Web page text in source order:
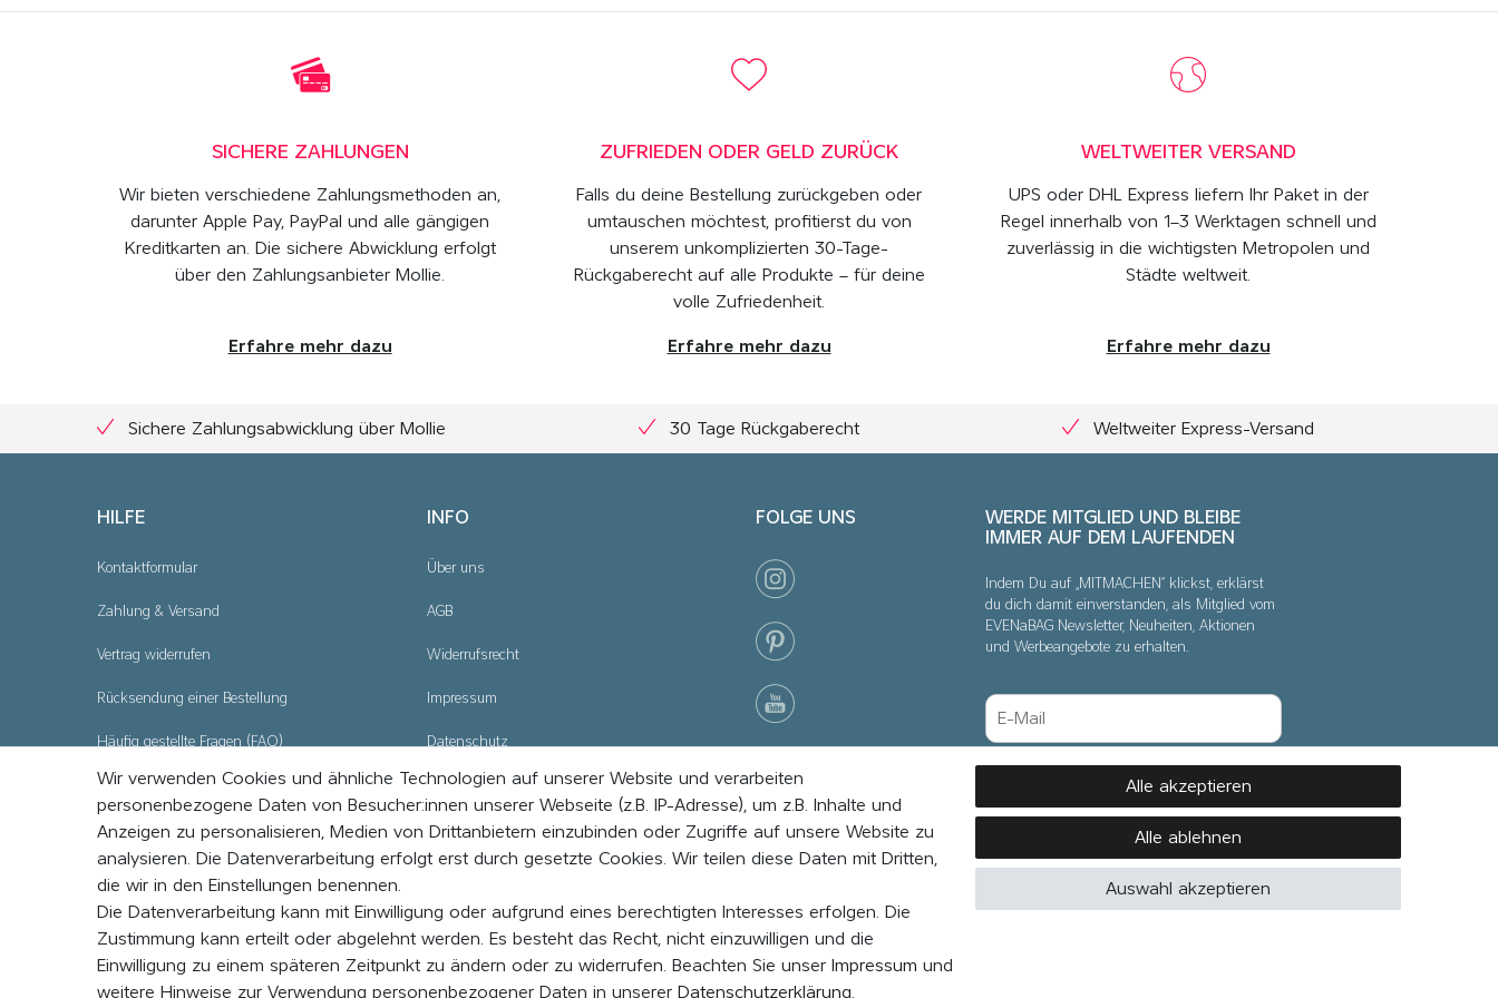
SICHERE ZAHLUNGEN
Wir bieten verschiedene Zahlungsmethoden an,
darunter Apple Pay, PayPal und alle gängigen
Kreditkarten an. Die sichere Abwicklung erfolgt
über den Zahlungsanbieter Mollie.
Erfahre mehr dazu
ZUFRIEDEN ODER GELD ZURÜCK
Falls du deine Bestellung zurückgeben oder
umtauschen möchtest, profitierst du von
unserem unkomplizierten 30-Tage-
Rückgaberecht auf alle Produkte – für deine
volle Zufriedenheit.
Erfahre mehr dazu
WELTWEITER VERSAND
UPS oder DHL Express liefern Ihr Paket in der
Regel innerhalb von 1–3 Werktagen schnell und
zuverlässig in die wichtigsten Metropolen und
Städte weltweit.
Erfahre mehr dazu
Sichere Zahlungsabwicklung über Mollie 30 Tage Rückgaberecht Weltweiter Express-Versand
HILFE
Kontaktformular
Zahlung & Versand
Vertrag widerrufen
Rücksendung einer Bestellung
Häufig gestellte Fragen (FAQ)
INFO
Über uns
AGB
Widerrufsrecht
Impressum
Datenschutz
Cookie - Einstellungen
WERDE MITGLIED UND BLEIBE
IMMER AUF DEM LAUFENDEN
Indem Du auf „MITMACHEN“ klickst, erklärst
du dich damit einverstanden, als Mitglied vom
EVENaBAG Newsletter, Neuheiten, Aktionen
und Werbeangebote zu erhalten.
Abonnieren
Hiermit bestätige ich, dass ich dieDaten­
schutz­erklärunggelesen habe. Meine
FOLGE UNS
2026 © EVENaBAG
Wir verwenden Cookies und ähnliche Technologien auf unserer Website und verarbeiten
personenbezogene Daten von Besucher:innen unserer Webseite (z.B. IP-Adresse), um z.B. Inhalte und
Anzeigen zu personalisieren, Medien von Drittanbietern einzubinden oder Zugriffe auf unsere Website zu
analysieren. Die Datenverarbeitung erfolgt erst durch gesetzte Cookies. Wir teilen diese Daten mit Dritten,
die wir in den Einstellungen benennen.
Die Datenverarbeitung kann mit Einwilligung oder aufgrund eines berechtigten Interesses erfolgen. Die
Zustimmung kann erteilt oder abgelehnt werden. Es besteht das Recht, nicht einzuwilligen und die
Einwilligung zu einem späteren Zeitpunkt zu ändern oder zu widerrufen. Beachten Sie unser Impressum und
weitere Hinweise zur Verwendung personenbezogener Daten in unserer Daten­schutz­erklärung
Alle akzeptieren
Alle ablehnen
Auswahl akzeptieren